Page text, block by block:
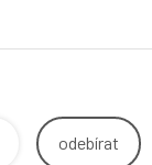
odebírat